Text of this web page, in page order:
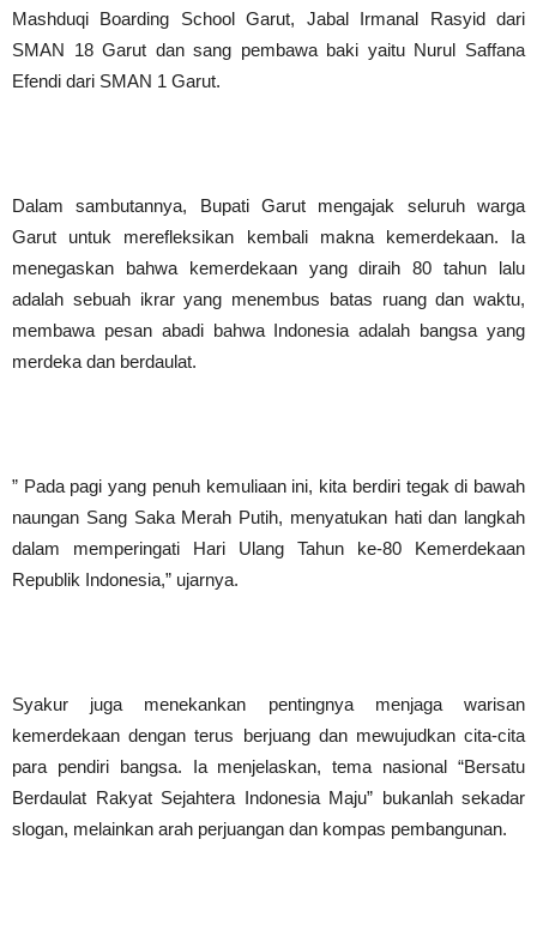
Mashduqi Boarding School Garut, Jabal Irmanal Rasyid dari
SMAN 18 Garut dan sang pembawa baki yaitu Nurul Saffana
Efendi dari SMAN 1 Garut.
‎Dalam sambutannya, Bupati Garut mengajak seluruh warga
Garut untuk merefleksikan kembali makna kemerdekaan. Ia
menegaskan bahwa kemerdekaan yang diraih 80 tahun lalu
adalah sebuah ikrar yang menembus batas ruang dan waktu,
membawa pesan abadi bahwa Indonesia adalah bangsa yang
merdeka dan berdaulat.
‎” Pada pagi yang penuh kemuliaan ini, kita berdiri tegak di bawah
naungan Sang Saka Merah Putih, menyatukan hati dan langkah
dalam memperingati Hari Ulang Tahun ke-80 Kemerdekaan
Republik Indonesia,” ujarnya.
‎Syakur juga menekankan pentingnya menjaga warisan
kemerdekaan dengan terus berjuang dan mewujudkan cita-cita
para pendiri bangsa. Ia menjelaskan, tema nasional “Bersatu
Berdaulat Rakyat Sejahtera Indonesia Maju” bukanlah sekadar
slogan, melainkan arah perjuangan dan kompas pembangunan.